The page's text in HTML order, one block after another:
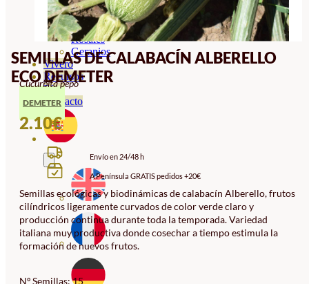
Ornamentales
Hortensias
Rosales
Geranios
Vivero
Recursos
Blog
Contacto
SEMILLAS DE CALABACÍN ALBERELLO
ECO DEMETER
Cucurbita pepo
DEMETER
2.10€
Envío en 24/48 h
A Península GRATIS pedidos +20€
Semillas ecológicas y biodinámicas de calabacín Alberello, frutos
cilíndricos ligeramente curvados de color verde claro y
producción continua durante toda la temporada. Variedad
italiana muy productiva donde cosechar a tiempo estimula la
formación de nuevos frutos.
Nº Semillas: 15